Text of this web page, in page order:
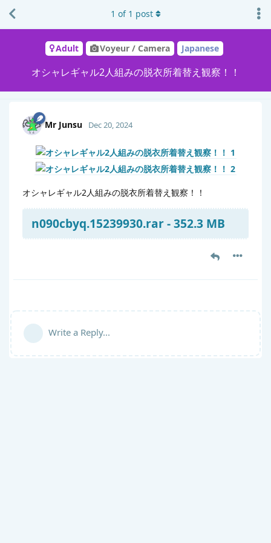
Adult Voyeur / Camera Japanese
オシャレギャル2人組みの脱衣所着替え観察！！
1 of 1 post
Mr Junsu Dec 20, 2024
オシャレギャル2人組みの脱衣所着替え観察！！
n090cbyq.15239930.rar - 352.3 MB
Write a Reply...